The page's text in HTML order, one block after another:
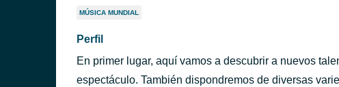
MÚSICA MUNDIAL
Perfil
En primer lugar, aquí vamos a descubrir a nuevos
espectáculo. También dispondremos de diversas